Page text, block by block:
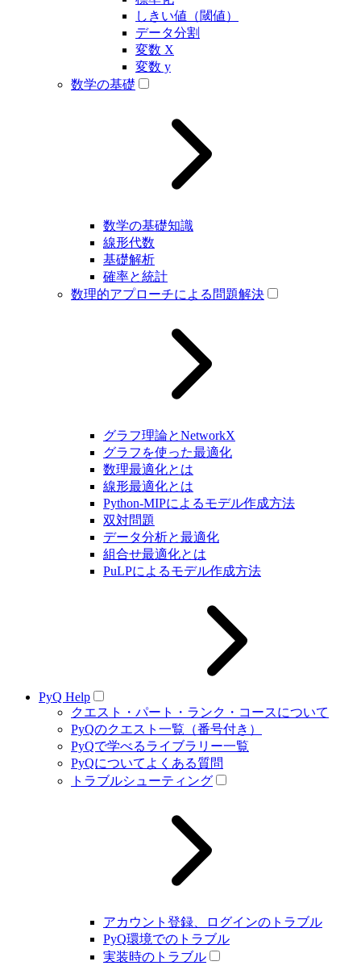
しきい値（閾値）
データ分割
変数 X
変数 y
数学の基礎
数学の基礎知識
線形代数
基礎解析
確率と統計
数理的アプローチによる問題解決
グラフ理論とNetworkX
グラフを使った最適化
数理最適化とは
線形最適化とは
Python-MIPによるモデル作成方法
双対問題
データ分析と最適化
組合せ最適化とは
PuLPによるモデル作成方法
PyQ Help
クエスト・パート・ランク・コースについて
PyQのクエスト一覧（番号付き）
PyQで学べるライブラリー一覧
PyQについてよくある質問
トラブルシューティング
アカウント登録、ログインのトラブル
PyQ環境でのトラブル
実装時のトラブル